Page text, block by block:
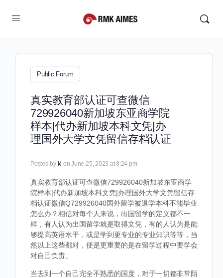
Public Forum
真实教育部认证可查微信
729926040新加坡东亚商学院
样本|代办新加坡本科文凭|办
理国外大学文凭留信存档认证
Posted by ki on June 25, 2023 at 8:24 pm
真实教育部认证可查微信729926040新加坡东亚商学
院样本|代办新加坡本科文凭|办理国外大学文凭留信存
档认证微信Q729926040国外留学被退学本科不能毕业
怎么办？相信对每个人来说，出国留学的定义都不一
样，有人认为出国留学就是取得文凭，有的人认为是能
够提高英语水平，或是学到更专业的专业知识等等，当
然以上这些都对，便是更重要的是在留学过程中要学会
对自己负责。
当去到一个自己完全不熟悉的国度，对于一切都非常陌